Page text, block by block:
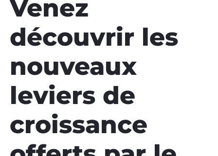
Venez
découvrir les
nouveaux
leviers de
croissance